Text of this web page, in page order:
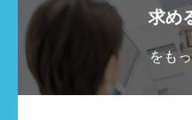
求め
をも